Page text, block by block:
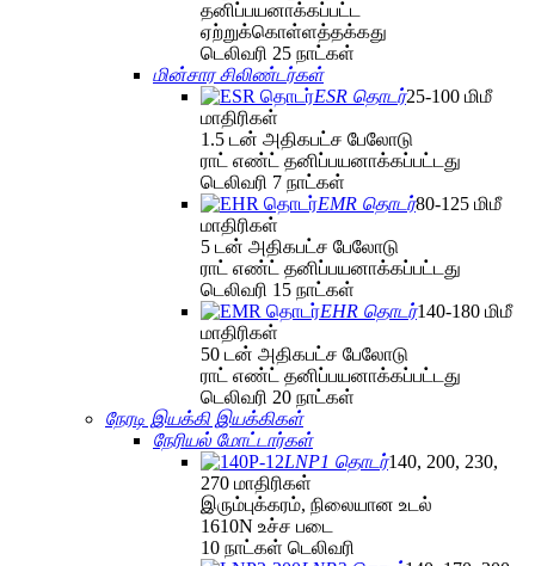
தனிப்பயனாக்கப்பட்ட
ஏற்றுக்கொள்ளத்தக்கது
டெலிவரி 25 நாட்கள்
மின்சார சிலிண்டர்கள்
ESR தொடர்25-100 மிமீ
மாதிரிகள்
1.5 டன் அதிகபட்ச பேலோடு
ராட் எண்ட் தனிப்பயனாக்கப்பட்டது
டெலிவரி 7 நாட்கள்
EMR தொடர்80-125 மிமீ
மாதிரிகள்
5 டன் அதிகபட்ச பேலோடு
ராட் எண்ட் தனிப்பயனாக்கப்பட்டது
டெலிவரி 15 நாட்கள்
EHR தொடர்140-180 மிமீ
மாதிரிகள்
50 டன் அதிகபட்ச பேலோடு
ராட் எண்ட் தனிப்பயனாக்கப்பட்டது
டெலிவரி 20 நாட்கள்
நேரடி இயக்கி இயக்கிகள்
நேரியல் மோட்டார்கள்
LNP1 தொடர்140, 200, 230,
270 மாதிரிகள்
இரும்புக்கரம், நிலையான உடல்
1610N உச்ச படை
10 நாட்கள் டெலிவரி